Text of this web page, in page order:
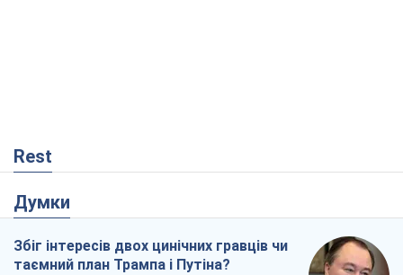
Rest
Думки
Збіг інтересів двох цинічних гравців чи
таємний план Трампа і Путіна?